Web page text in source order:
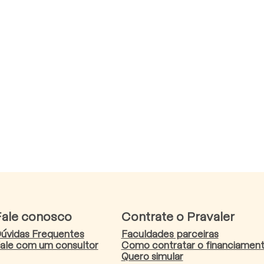
conosco
Frequentes
com um consultor
Contrate o Pravaler
Faculdades parceiras
Como contratar o
Quero simular